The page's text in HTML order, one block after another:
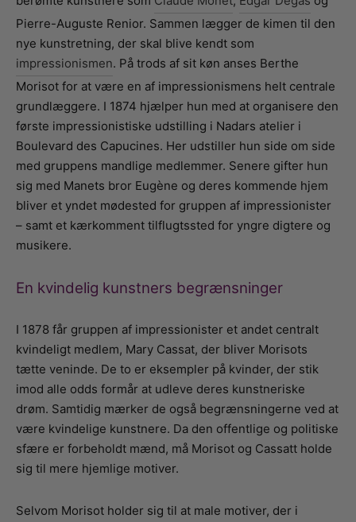
Pierre-Auguste Renior. Sammen lægger de kimen til den
nye kunstretning, der skal blive kendt som
impressionismen. På trods af sit køn anses Berthe
Morisot for at være en af impressionismens helt centrale
grundlæggere. I 1874 hjælper hun med at organisere den
første impressionistiske udstilling i Nadars atelier i
Boulevard des Capucines. Her udstiller hun side om side
med gruppens mandlige medlemmer. Senere gifter hun
sig med Manets bror Eugène og deres kommende hjem
bliver et yndet mødested for gruppen af impressionister
– samt et kærkomment tilflugtssted for yngre digtere og
musikere.
En kvindelig kunstners begrænsninger
I 1878 får gruppen af impressionister et andet centralt
kvindeligt medlem, Mary Cassat, der bliver Morisots
tætte veninde. De to er eksempler på kvinder, der stik
imod alle odds formår at udleve deres kunstneriske
drøm. Samtidig mærker de også begrænsningerne ved at
være kvindelige kunstnere. Da den offentlige og politiske
sfære er forbeholdt mænd, må Morisot og Cassatt holde
sig til mere hjemlige motiver.
Selvom Morisot holder sig til at male motiver, der i